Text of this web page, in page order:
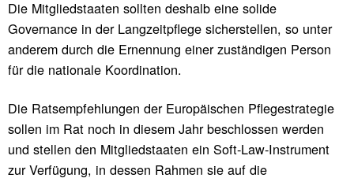
Die Mitgliedstaaten sollten deshalb eine solide
Governance in der Langzeitpflege sicherstellen, so unter
anderem durch die Ernennung einer zuständigen Person
für die nationale Koordination.
Die Ratsempfehlungen der Europäischen Pflegestrategie
sollen im Rat noch in diesem Jahr beschlossen werden
und stellen den Mitgliedstaaten ein Soft-Law-Instrument
zur Verfügung, in dessen Rahmen sie auf die